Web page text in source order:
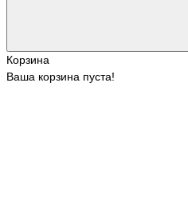
Корзина
Ваша корзина пуста!